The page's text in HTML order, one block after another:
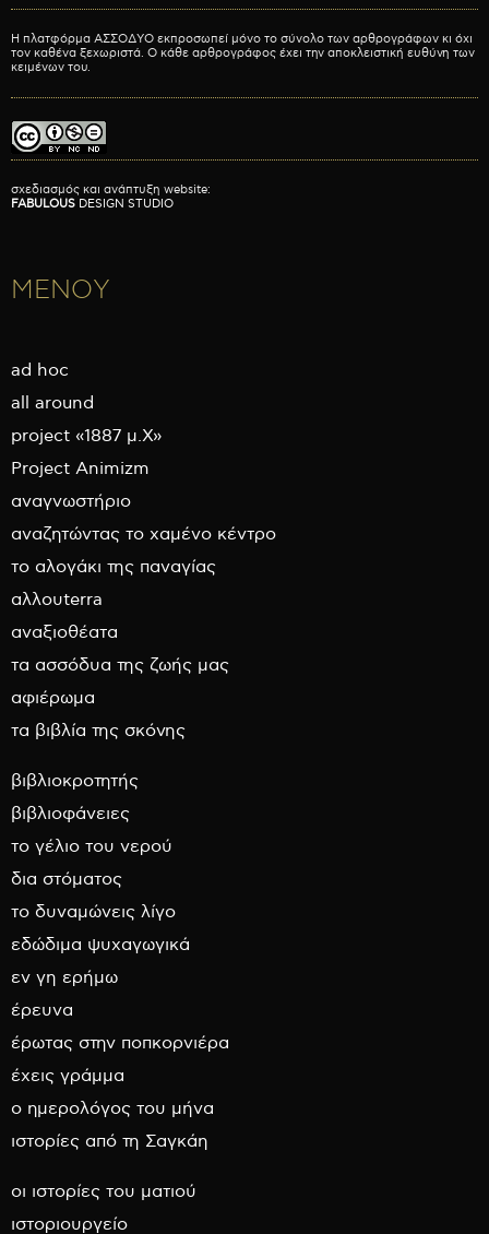
Η πλατφόρμα ΑΣΣΟΔΥΟ εκπροσωπεί μόνο το σύνολο των αρθρογράφων κι όχι
τον καθένα ξεχωριστά. Ο κάθε αρθρογράφος έχει την αποκλειστική ευθύνη των
κειμένων του.
σχεδιασμός και ανάπτυξη website:
FABULOUS DESIGN STUDIO
ΜΕΝΟΥ
ad hoc
all around
project «1887 μ.Χ»
Project Animizm
αναγνωστήριο
αναζητώντας το χαμένο κέντρο
το αλογάκι της παναγίας
αλλουterra
αναξιοθέατα
τα ασσόδυα της ζωής μας
αφιέρωμα
τα βιβλία της σκόνης
βιβλιοκροτητής
βιβλιοφάνειες
το γέλιο του νερού
δια στόματος
το δυναμώνεις λίγο
εδώδιμα ψυχαγωγικά
εν γη ερήμω
έρευνα
έρωτας στην ποπκορνιέρα
έχεις γράμμα
ο ημερολόγος του μήνα
ιστορίες από τη Σαγκάη
οι ιστορίες του ματιού
ιστοριουργείο